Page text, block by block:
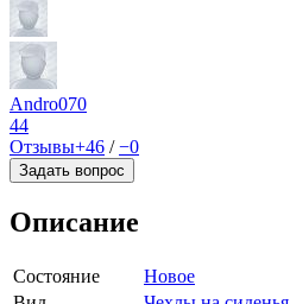
Andro070
44
Отзывы+46 /−0
Задать вопрос
Описание
Состояние
Новое